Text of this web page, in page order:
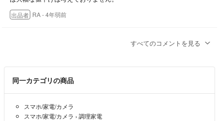
出品者 RA- 4年弱前
2000円即決します。
すべてのコメントを見る
同一カテゴリの商品
スマホ/家電/カメラ
スマホ/家電/カメラ › 調理家電